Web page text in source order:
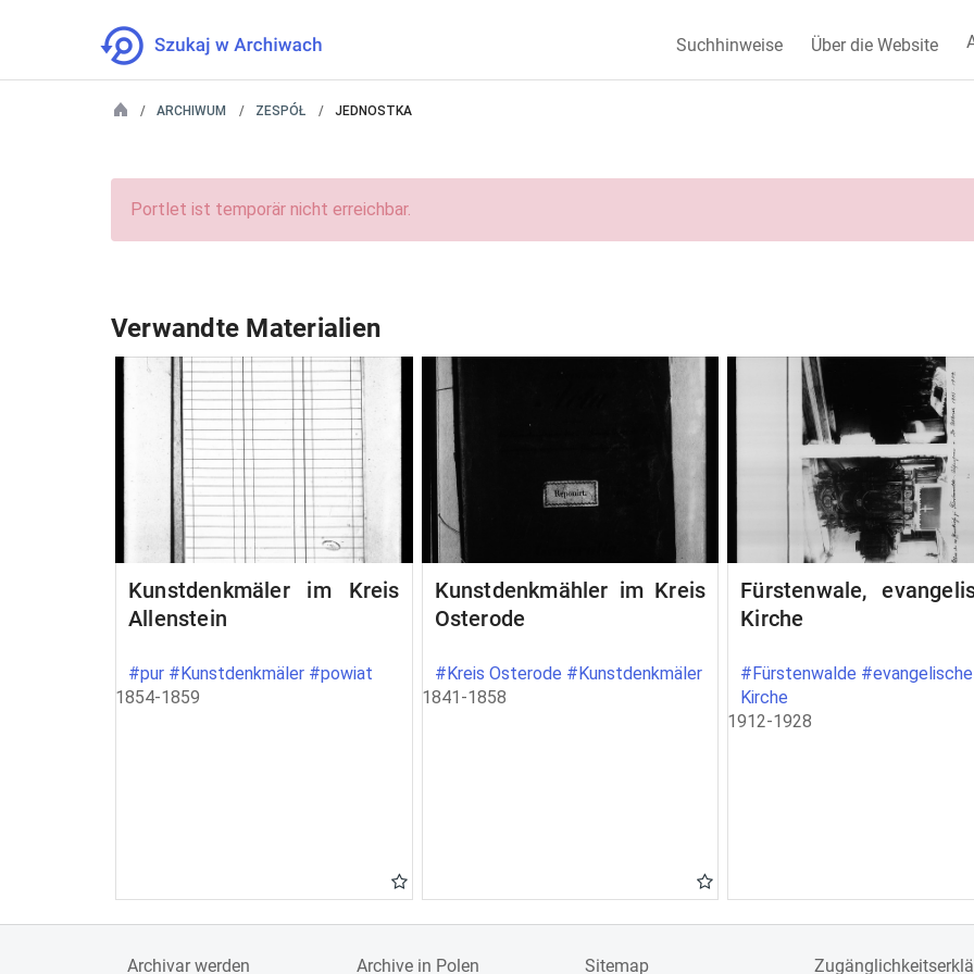
Suchhinweise Über die Website
ARCHIWUM ZESPÓŁ JEDNOSTKA
Portlet ist temporär nicht erreichbar.
Verwandte Materialien
Kunstdenkmäler im Kreis
Allenstein
#pur #Kunstdenkmäler #powiat
1854-1859
Kunstdenkmähler im Kreis
Osterode
#Kreis Osterode #Kunstdenkmäler
1841-1858
Fürstenwale,
Kirche
#Fürstenwalde #evangelische
Kirche
1912-1928
Archivar werden Archive in Polen Sitemap